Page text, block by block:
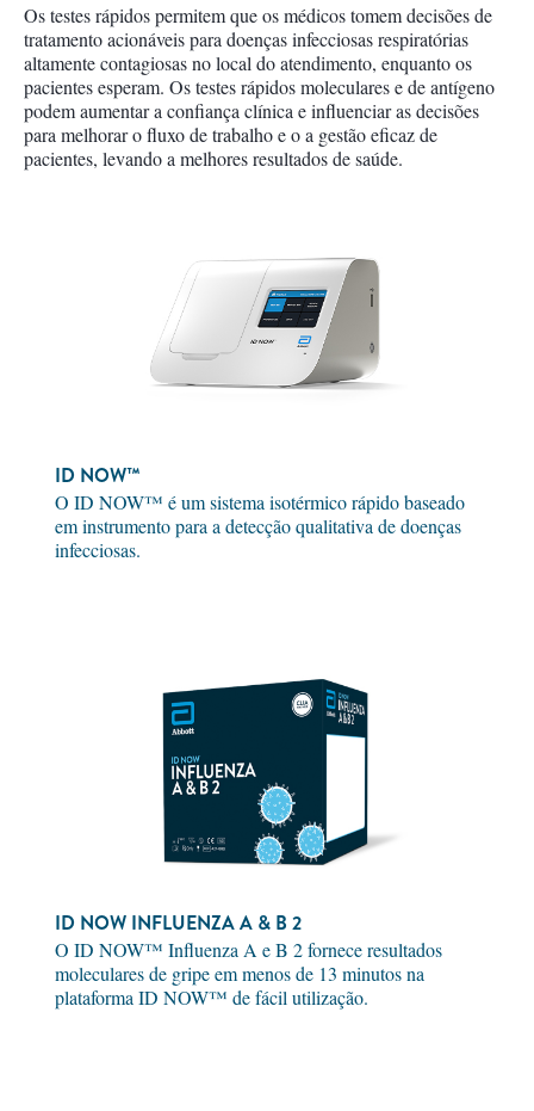
Os testes rápidos permitem que os médicos tomem decisões de
tratamento acionáveis para doenças infecciosas respiratórias
altamente contagiosas no local do atendimento, enquanto os
pacientes esperam. Os testes rápidos moleculares e de antígeno
podem aumentar a confiança clínica e influenciar as decisões
para melhorar o fluxo de trabalho e o a gestão eficaz de
pacientes, levando a melhores resultados de saúde.
ID NOW™
O ID NOW™ é um sistema isotérmico rápido baseado
em instrumento para a detecção qualitativa de doenças
infecciosas.
ID NOW INFLUENZA A & B 2
O ID NOW™ Influenza A e B 2 fornece resultados
moleculares de gripe em menos de 13 minutos na
plataforma ID NOW™ de fácil utilização.